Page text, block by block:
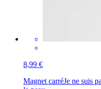
8,99 €
Magnet carréJe ne suis